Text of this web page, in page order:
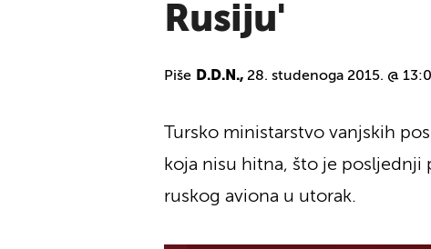
Rusiju'
Piše D.D.N., 28. studenoga 2015. @
Tursko ministarstvo vanjskih
koja nisu hitna, što je posljednji
ruskog aviona u utorak.